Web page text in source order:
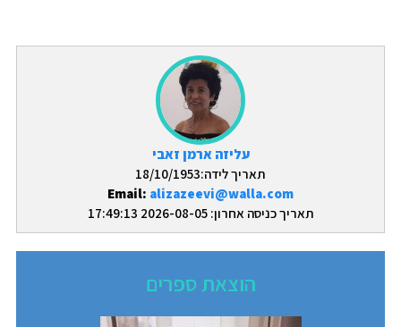
עליזה ארמן זאבי
תאריך לידה:18/10/1953
Email: alizazeevi@walla.com
תאריך כניסה אחרון: 2026-08-05 17:49:13
הוצאת ספרים